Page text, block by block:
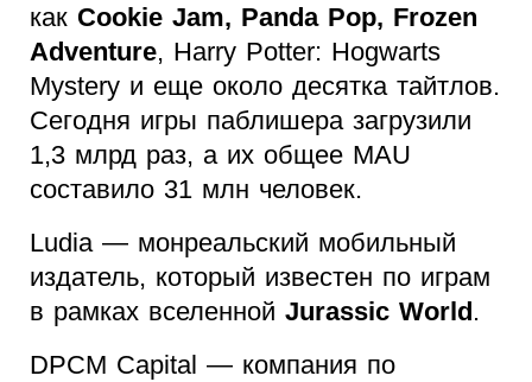
как Cookie Jam, Panda Pop, Frozen
Adventure, Harry Potter: Hogwarts
Mystery и еще около десятка тайтлов.
Сегодня игры паблишера загрузили
1,3 млрд раз, а их общее MAU
составило 31 млн человек.
Ludia — монреальский мобильный
издатель, который известен по играм
в рамках вселенной Jurassic World.
DPCM Capital — компания по